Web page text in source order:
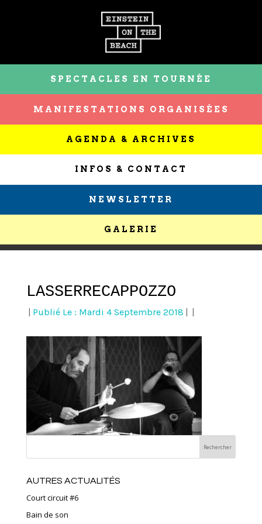
SPECTACLES EN TOURNÉE
MANIFESTATIONS ORGANISÉES
AGENDA & ARCHIVES
INFOS & CONTACT
NEWSLETTER
GALERIE
LASSERRECAPPOZZO
Publié Le : Mardi 4 Septembre 2018
AUTRES ACTUALITÉS
Court circuit #6
Bain de son